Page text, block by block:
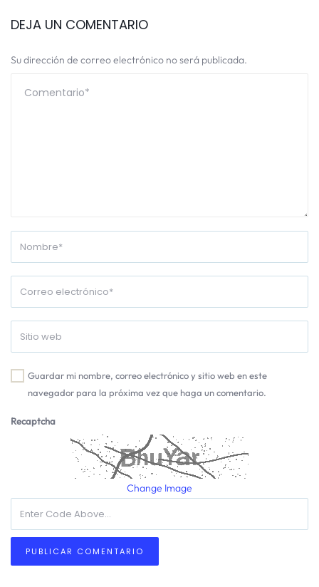
DEJA UN COMENTARIO
Su dirección de correo electrónico no será publicada.
Guardar mi nombre, correo electrónico y sitio web en este
navegador para la próxima vez que haga un comentario.
Recaptcha
Change Image